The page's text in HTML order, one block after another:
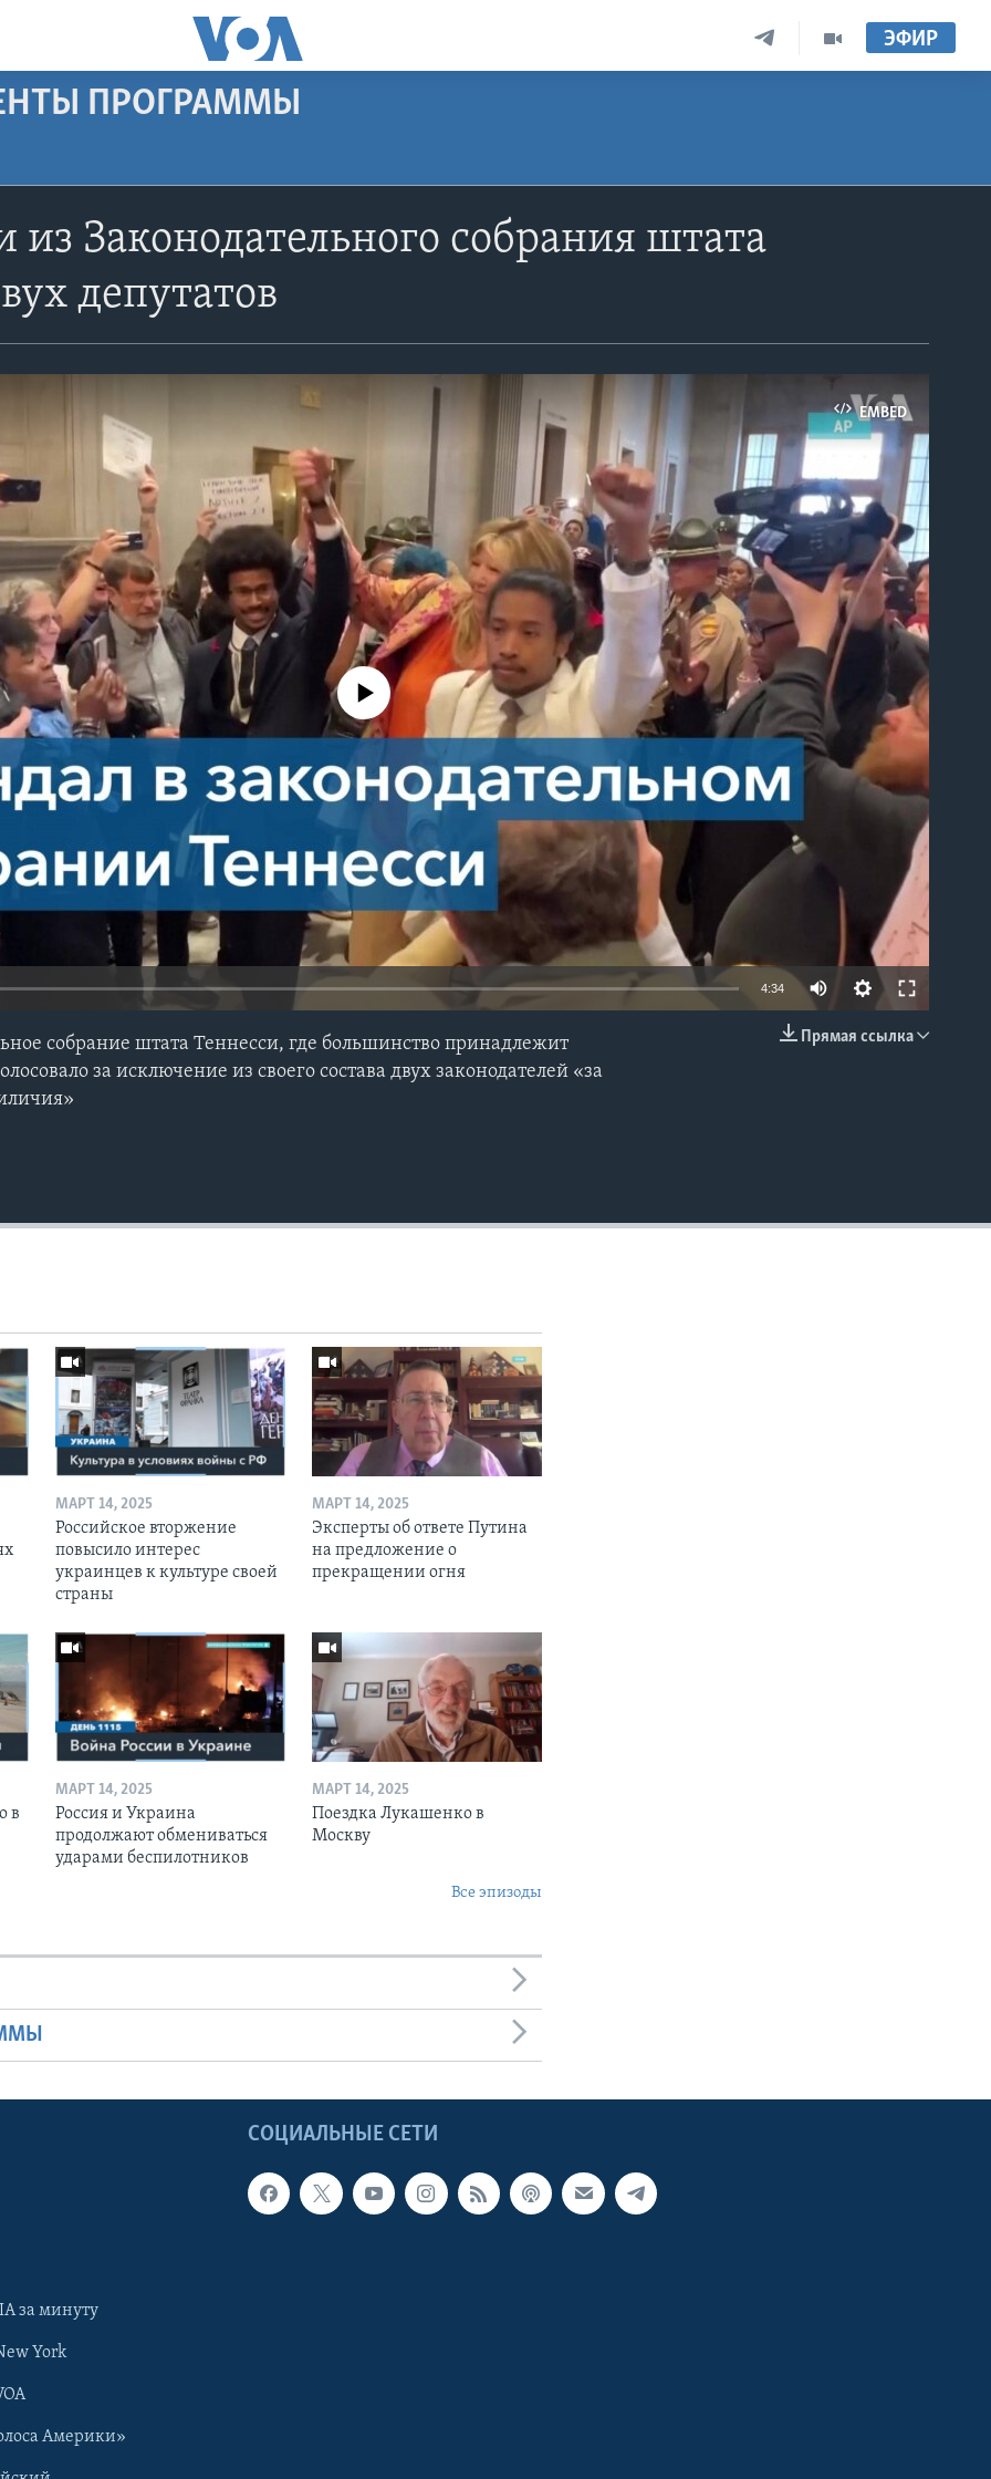
ЭФИР
ПРОГРАММЫ
из Законодательного собрания штата
депутатов
EMBED
No media source currently available
4:34
Прямая ссылка
собрание штата Теннесси, где большинство принадлежит
за исключение из своего состава двух законодателей «за
МАРТ 14, 2025
Российское вторжение
повысило интерес
украинцев к культуре своей
страны
МАРТ 14, 2025
Эксперты об ответе Путина
на предложение о
прекращении огня
в
МАРТ 14, 2025
Россия и Украина
продолжают обмениваться
ударами беспилотников
МАРТ 14, 2025
Поездка Лукашенко в
Москву
Все эпизоды
СОЦИАЛЬНЫЕ СЕТИ
за минуту
York
Америки»